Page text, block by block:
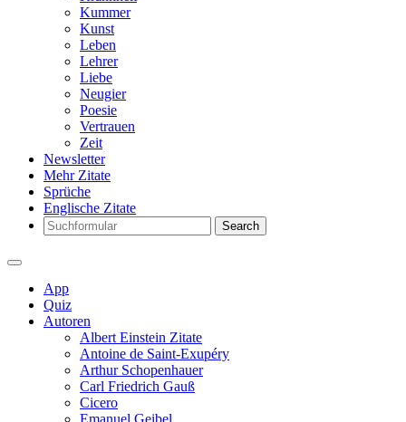
Kummer
Kunst
Leben
Lehrer
Liebe
Neugier
Poesie
Vertrauen
Zeit
Newsletter
Mehr Zitate
Sprüche
Englische Zitate
Search
App
Quiz
Autoren
Albert Einstein Zitate
Antoine de Saint-Exupéry
Arthur Schopenhauer
Carl Friedrich Gauß
Cicero
Emanuel Geibel